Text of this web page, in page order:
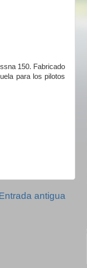
150. Fabricado
para los pilotos
antigua